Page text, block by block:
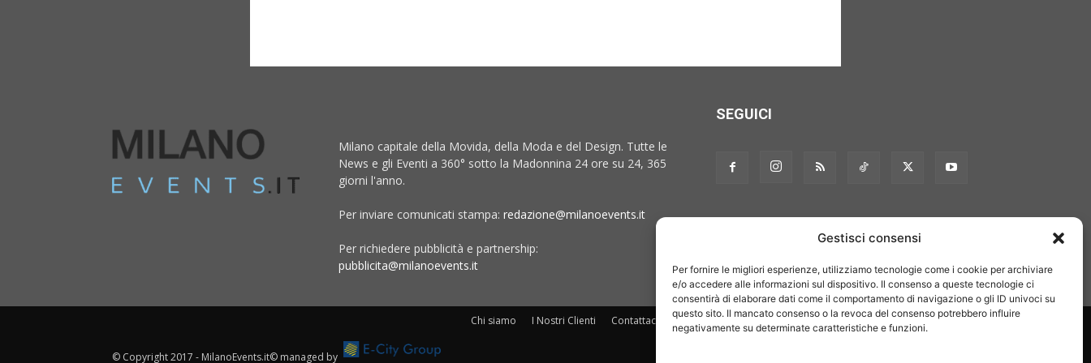
Gestisci consensi
Per fornire le migliori esperienze, utilizziamo tecnologie come i cookie per archiviare
e/o accedere alle informazioni sul dispositivo. Il consenso a queste tecnologie ci
consentirà di elaborare dati come il comportamento di navigazione o gli ID univoci su
questo sito. Il mancato consenso o la revoca del consenso potrebbero influire
negativamente su determinate caratteristiche e funzioni.
Milano capitale della Movida, della Moda e del Design. Tutte le
News e gli Eventi a 360° sotto la Madonnina 24 ore su 24, 365
giorni l'anno.
Per inviare comunicati stampa: redazione@milanoevents.it
Per richiedere pubblicità e partnership:
pubblicita@milanoevents.it
SEGUICI
Chi siamo I Nostri Clienti Contattaci Collabora con noi Pubblicità Privacy policy Linee editoriali
© Copyright 2017 - MilanoEvents.it© managed by